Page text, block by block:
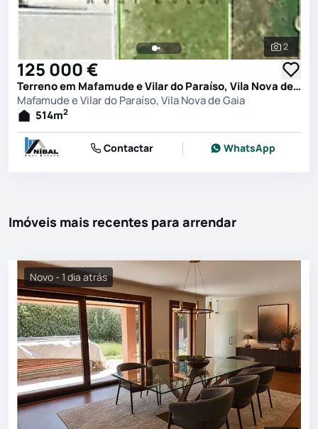
Ver
2
125 000 €
Terreno em Mafamude e Vilar do Paraíso, Vila Nova de Gaia
Mafamude e Vilar do Paraíso, Vila Nova de Gaia
514m2
Contactar WhatsApp
Imóveis mais recentes para arrendar
Novo - 1 dia atrás